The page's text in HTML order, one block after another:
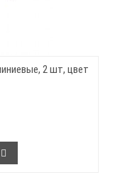
2 шт, цвет